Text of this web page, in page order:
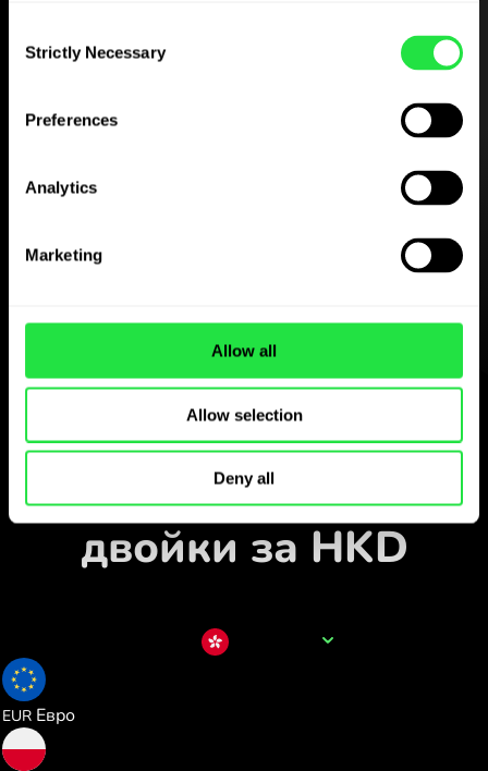
Selection
Strictly Necessary
Preferences
Analytics
Marketing
Allow all
Allow selection
Deny all
ZEN.COM безплатно
и се регистрирайте за
няколко минути.
Обмен в приложението
Наблюдавайте
популярните валутни
двойки за HKD
EUR Евро